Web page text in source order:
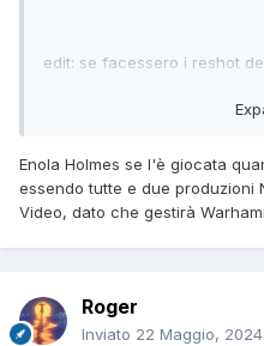
edit: se facessero i reshot
quale il geralt che si è visto
bah
Enola Holmes se l'è giocata
essendo tutte e due produzioni
Video, dato che gestirà
Roger
Inviato 22 Maggio, 2024